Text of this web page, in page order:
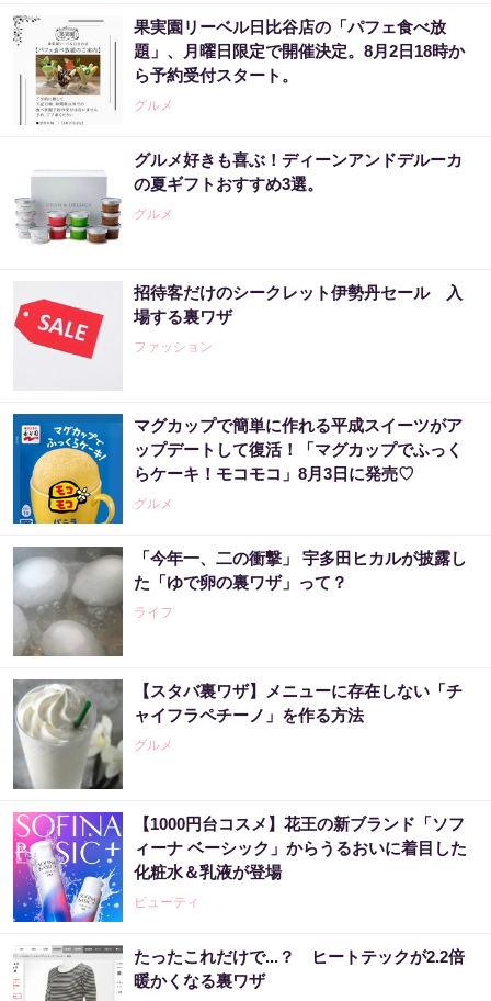
果実園リーベル日比谷店の「パフェ食べ放
題」、月曜日限定で開催決定。8月2日18時か
ら予約受付スタート。
グルメ
グルメ好きも喜ぶ！ディーンアンドデルーカ
の夏ギフトおすすめ3選。
グルメ
招待客だけのシークレット伊勢丹セール 入
場する裏ワザ
ファッション
マグカップで簡単に作れる平成スイーツがア
ップデートして復活！「マグカップでふっく
らケーキ！モコモコ」8月3日に発売♡
グルメ
「今年一、二の衝撃」 宇多田ヒカルが披露し
た「ゆで卵の裏ワザ」って？
ライフ
【スタバ裏ワザ】メニューに存在しない「チ
ャイフラペチーノ」を作る方法
グルメ
【1000円台コスメ】花王の新ブランド「ソフ
ィーナ ベーシック」からうるおいに着目した
化粧水＆乳液が登場
ビューティ
たったこれだけで...？ ヒートテックが2.2倍
暖かくなる裏ワザ